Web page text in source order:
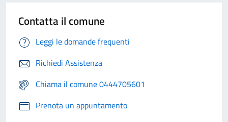
Contatta il comune
Leggi le domande frequenti
Richiedi Assistenza
Chiama il comune 0444705601
Prenota un appuntamento